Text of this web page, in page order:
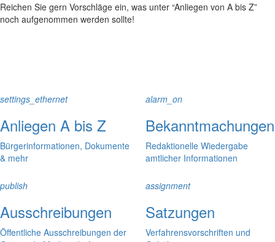
Reichen Sie gern Vorschläge ein, was unter “Anliegen von A bis Z”
noch aufgenommen werden sollte!
settings_ethernet
Anliegen A bis Z
Bürgerinformationen, Dokumente
& mehr
alarm_on
Bekanntmachungen
Redaktionelle Wiedergabe
amtlicher Informationen
publish
Ausschreibungen
Öffentliche Ausschreibungen der
assignment
Satzungen
Verfahrensvorschriften und